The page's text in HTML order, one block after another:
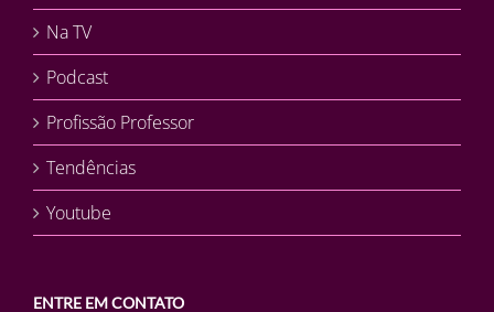
Na TV
Podcast
Profissão Professor
Tendências
Youtube
ENTRE EM CONTATO